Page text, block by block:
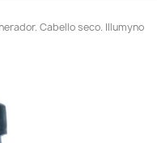
Cabello seco. Illumyno